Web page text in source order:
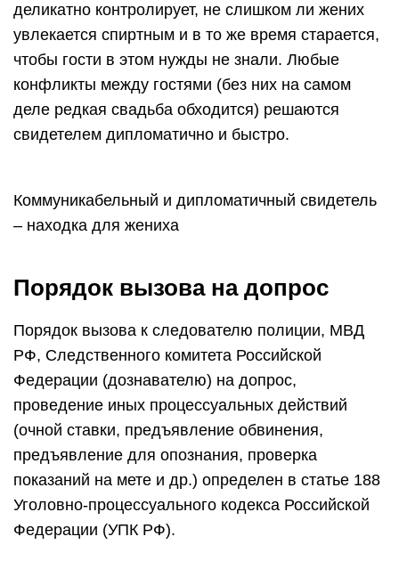
деликатно контролирует, не слишком ли жених
увлекается спиртным и в то же время старается,
чтобы гости в этом нужды не знали. Любые
конфликты между гостями (без них на самом
деле редкая свадьба обходится) решаются
свидетелем дипломатично и быстро.
Коммуникабельный и дипломатичный свидетель
– находка для жениха
Порядок вызова на допрос
Порядок вызова к следователю полиции, МВД
РФ, Следственного комитета Российской
Федерации (дознавателю) на допрос,
проведение иных процессуальных действий
(очной ставки, предъявление обвинения,
предъявление для опознания, проверка
показаний на мете и др.) определен в статье 188
Уголовно-процессуального кодекса Российской
Федерации (УПК РФ).